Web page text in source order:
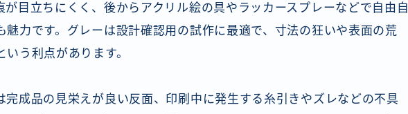
が目立ちにくく、後からアクリル絵の具やラッカースプレーなどで自由自
魅力です。グレーは設計確認用の試作に最適で、寸法の狂いや表面の荒
う利点があります。
完成品の見栄えが良い反面、印刷中に発生する糸引きやズレなどの不具